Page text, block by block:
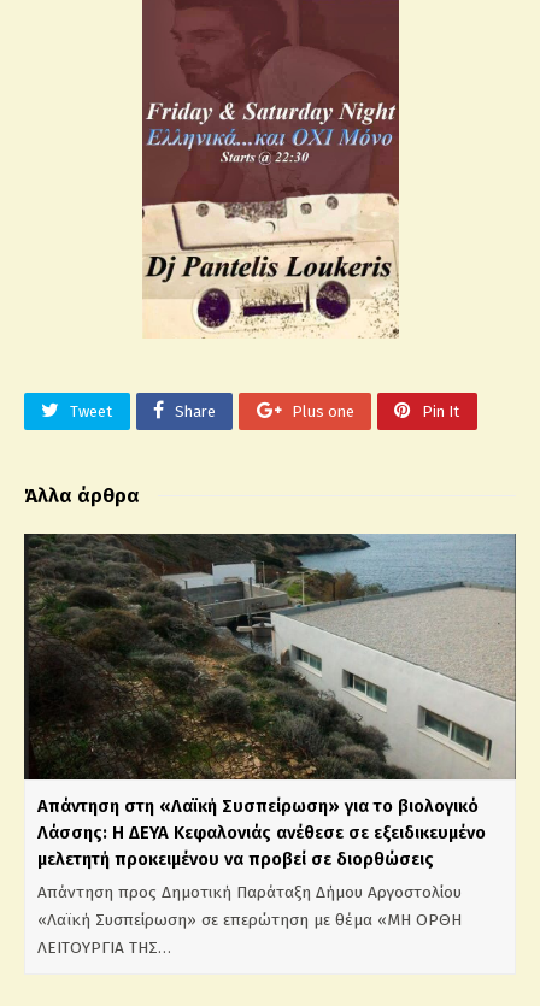
Tweet Share Plus one Pin It
Άλλα άρθρα
Απάντηση στη «Λαϊκή Συσπείρωση» για το βιολογικό
Λάσσης: Η ΔΕΥΑ Κεφαλονιάς ανέθεσε σε εξειδικευμένο
μελετητή προκειμένου να προβεί σε διορθώσεις
Απάντηση προς Δημοτική Παράταξη Δήμου Αργοστολίου
«Λαϊκή Συσπείρωση» σε επερώτηση με θέμα «ΜΗ ΟΡΘΗ
ΛΕΙΤΟΥΡΓΙΑ ΤΗΣ…